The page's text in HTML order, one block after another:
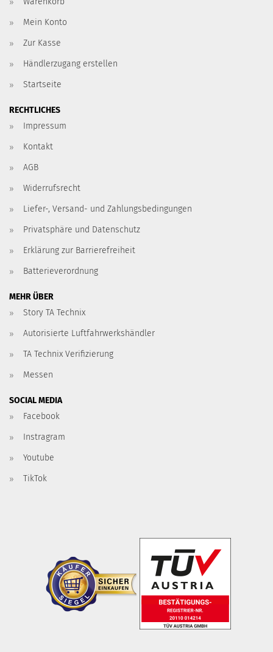
Mein Konto
Zur Kasse
Händlerzugang erstellen
Startseite
RECHTLICHES
Impressum
Kontakt
AGB
Widerrufsrecht
Liefer-, Versand- und Zahlungsbedingungen
Privatsphäre und Datenschutz
Erklärung zur Barrierefreiheit
Batterieverordnung
MEHR ÜBER
Story TA Technix
Autorisierte Luftfahrwerkshändler
TA Technix Verifizierung
Messen
SOCIAL MEDIA
Facebook
Instragram
Youtube
TikTok